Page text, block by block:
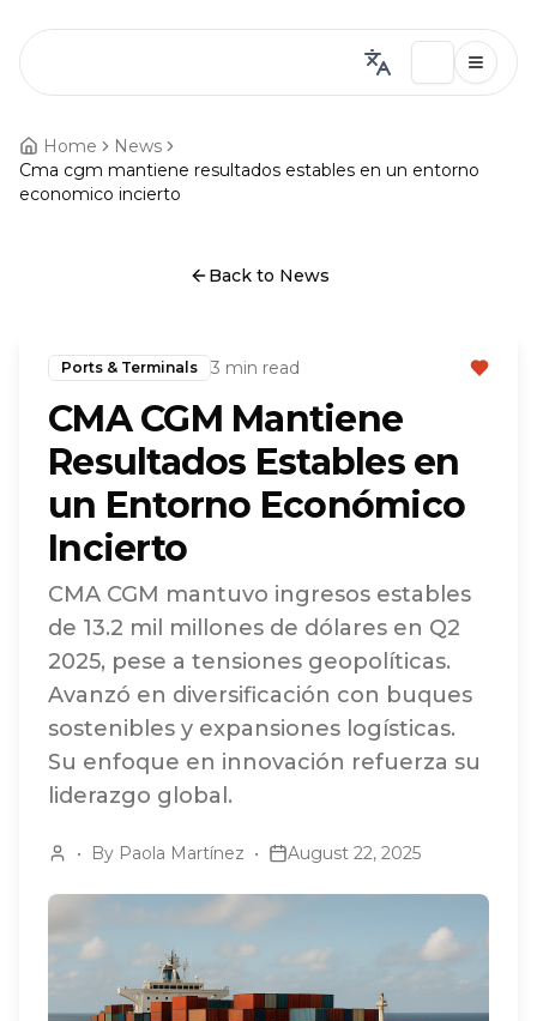
Home
News
Cma cgm mantiene resultados estables en un entorno
economico incierto
Back to News
Ports & Terminals 3 min read
CMA CGM Mantiene
Resultados Estables en
un Entorno Económico
Incierto
CMA CGM mantuvo ingresos estables
de 13.2 mil millones de dólares en Q2
2025, pese a tensiones geopolíticas.
Avanzó en diversificación con buques
sostenibles y expansiones logísticas.
Su enfoque en innovación refuerza su
liderazgo global.
• By Paola Martínez • August 22, 2025